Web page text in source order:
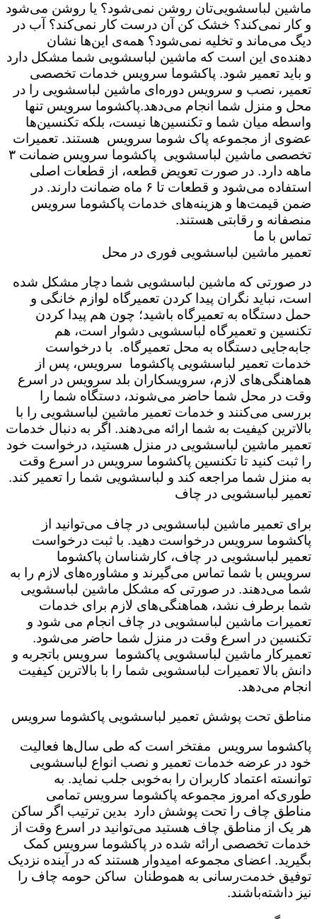
ماشین لباسشویی‌تان روشن نمی‌شود؟ یا روشن می‌شود
و کار نمی‌کند؟ خشک کن آن درست کار نمی‌کند؟ آب در
دیگ می‌ماند و تخلیه نمی‌شود؟ همه‌ی این‌ها نشان
دهنده‌ی این است که ماشین لباسشویی شما مشکل دارد
و باید تعمیر شود. پاکشوما سرویس خدمات تخصصی
تعمیر، نصب و سرویس دوره‌ای ماشین لباسشویی را در
محل و منزل شما انجام می‌دهد.پاکشوما سرویس تنها
واسطه میان شما و تکنسین‌ها نیست، بلکه تکنسین‌ها
عضوی از مجموعه پاک شوما سرویس هستند. تعمیرات
تخصصی ماشین لباسشویی پاکشوما سرویس ضمانت ۳
ماهه دارد. در صورت تعویض قطعه، از قطعات اصلی
استفاده می‌شود و قطعات تا ۶ ماه ضمانت دارند. در
ضمن قیمت‌ها و هزینه‌های خدمات پاکشوما سرویس
منصفانه و رقابتی هستند.
تماس با ما
تعمیر ماشین لباسشویی فوری در محل
در صورتی که ماشین لباسشویی شما دچار مشکل شده
است،‌ نباید نگران پیدا کردن تعمیرگاه لوازم خانگی و
حمل دستگاه به تعمیرگاه باشید؛ چون هم پیدا کردن
تکنسین و تعمیرگاه لباسشویی دشوار است، هم
جابه‌جایی دستگاه به محل تعمیرگاه. با درخواست
خدمات تعمیر لباسشویی پاکشوما سرویس،‌ پس از
هماهنگی‌های لازم، سرویسکاران بلد سرویس در اسرع
وقت در محل شما حاضر می‌شوند، دستگاه شما را
بررسی می‌کنند و خدمات تعمیر ماشین لباسشویی را با
بالاترین کیفیت به شما ارائه می‌دهند. اگر به دنبال خدمات
تعمیر ماشین لباسشویی در منزل هستید، درخواست خود
را ثبت کنید تا تکنسین پاکشوما سرویس در اسرع وقت
به منزل شما مراجعه کند و لباسشویی شما را تعمیر کند.
تعمیر لباسشویی در چاف
برای تعمیر ماشین لباسشویی در چاف می‌توانید از
پاکشوما سرویس درخواست دهید. با ثبت درخواست
تعمیر لباسشویی در چاف، کارشناسان پاکشوما
سرویس با شما تماس می‌گیرند و مشاوره‌های لازم را به
شما می‌دهند. در صورتی که مشکل ماشین لباسشویی
شما برطرف نشد، هماهنگی‌های لازم برای خدمات
تعمیرات ماشین لباسشویی در چاف انجام می شود و
تکنسین در اسرع وقت در منزل شما حاضر می‌شود.
تعمیرکار ماشین لباسشویی پاکشوما سرویس باتجربه و
دانش بالا تعمیرات لباسشویی شما را با بالاترین کیفیت
انجام می‌دهد.
مناطق تحت پوشش تعمیر لباسشویی پاکشوما سرویس
پاکشوما سرویس مفتخر است که طی سال‌ها فعالیت
خود در عرضه خدمات تعمیر و نصب انواع لباسشویی
توانسته اعتماد کاربران را به‌خوبی جلب نماید. به
طوری‌که امروز مجموعه پاکشوما سرویس تمامی
مناطق چاف را تحت پوشش دارد بدین ترتیب اگر ساکن
هر یک از مناطق چاف هستید می‌توانید در اسرع وقت از
خدمات تخصصی ارائه شده در پاکشوما سرویس کمک
بگیرید. اعضای مجموعه امیدوار هستند که در آینده نزدیک
توفیق خدمت‌رسانی به هموطنان ساکن حومه چاف را
نیز داشته‌باشند.